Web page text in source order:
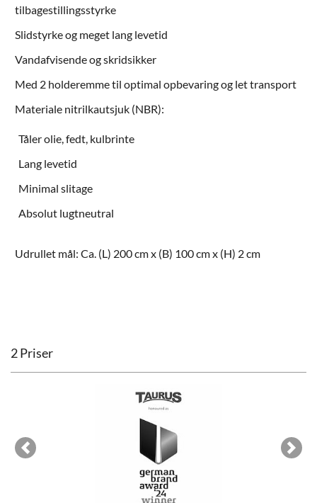
tilbagestillingsstyrke
Slidstyrke og meget lang levetid
Vandafvisende og skridsikker
Med 2 holderemme til optimal opbevaring og let transport
Materiale nitrilkautsjuk (NBR):
Tåler olie, fedt, kulbrinte
Lang levetid
Minimal slitage
Absolut lugtneutral
Udrullet mål: Ca. (L) 200 cm x (B) 100 cm x (H) 2 cm
2 Priser
Previous Next